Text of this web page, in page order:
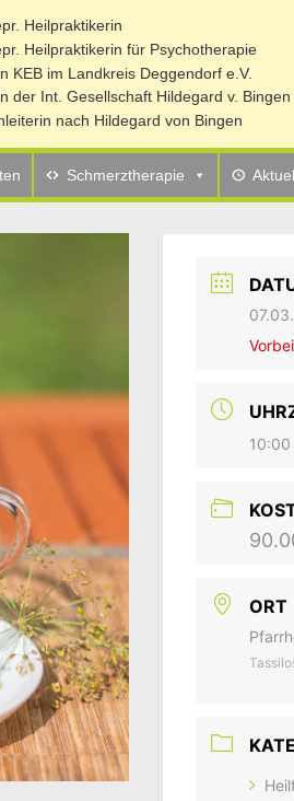
Heilpraktikerin
Heilpraktikerin für Psychotherapie
KEB im Landkreis Deggendorf e.V.
der Int. Gesellschaft Hildegard v. Bingen
nach Hildegard von Bingen
Schmerztherapie
ORT